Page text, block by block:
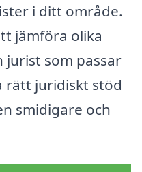
i ditt område.
jämföra olika
jurist som passar
rätt juridiskt stöd
smidigare och